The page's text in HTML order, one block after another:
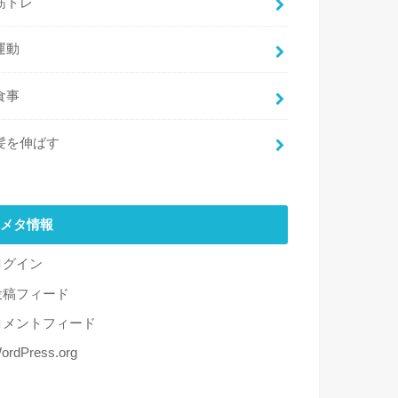
動
事
を伸ばす
メタ情報
グイン
稿フィード
メントフィード